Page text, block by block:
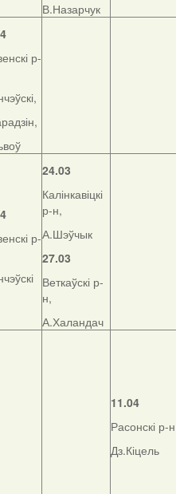
В.Назарчук
р-
р-
24.03
Калінкавіцкі
р-н,
А.Шэўчык
27.03
Веткаўскі р-
н,
А.Халандач
11.04
Расонскі р-
Дз.Кіцель